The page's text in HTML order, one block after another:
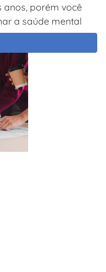
porém você
a saúde mental